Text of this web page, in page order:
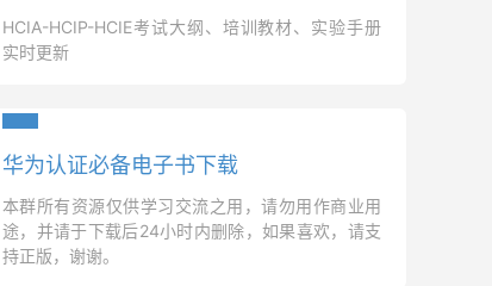
HCIA-HCIP-HCIE考试大纲、培训教材、实验手册
实时更新
华为认证必备电子书下载
本群所有资源仅供学习交流之用，请勿用作商业用
途，并请于下载后24小时内删除，如果喜欢，请支
持正版，谢谢。